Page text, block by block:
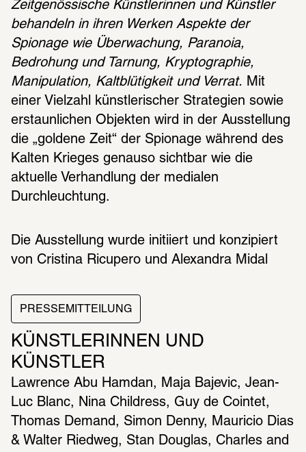
Zeitgenössische Künstlerinnen und Künstler
behandeln in ihren Werken Aspekte der
Spionage wie Überwachung, Paranoia,
Bedrohung und Tarnung, Kryptographie,
Manipulation, Kaltblütigkeit und Verrat. Mit
einer Vielzahl künstlerischer Strategien sowie
erstaunlichen Objekten wird in der Ausstellung
die „goldene Zeit“ der Spionage während des
Kalten Krieges genauso sichtbar wie die
aktuelle Verhandlung der medialen
Durchleuchtung.
Die Ausstellung wurde initiiert und konzipiert
von Cristina Ricu­pero und Alexandra Midal
PRESSEMITTEILUNG
KÜNSTLERINNEN UND
KÜNSTLER
Lawrence Abu Hamdan, Maja Bajevic, Jean-
Luc Blanc, Nina Childress, Guy de Cointet,
Thomas Demand, Simon Denny, Mauricio Dias
& Walter Riedweg, Stan Douglas, Charles and